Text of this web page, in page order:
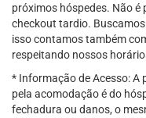
próximos hóspedes. Não é
checkout tardio.
isso contamos também
respeitando nossos
* Informação de Acesso: A
pela acomodação é do
fechadura ou danos, o